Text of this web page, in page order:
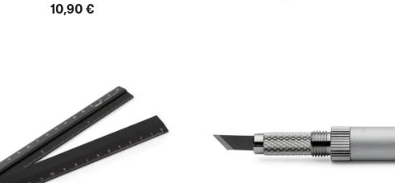
10,90 €